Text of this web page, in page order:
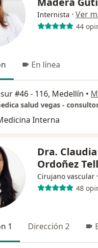
Internista · Ver
44
En línea
#46 - 116, Medellín •
salud vegas -
Interna
Dra.
Ordoñez
Cirujano vascular ·
48
1 Dirección 2